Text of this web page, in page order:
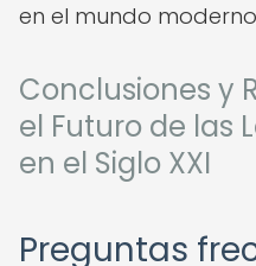
en el mundo
Conclusiones y
el Futuro de las
en el Siglo XXI
Preguntas